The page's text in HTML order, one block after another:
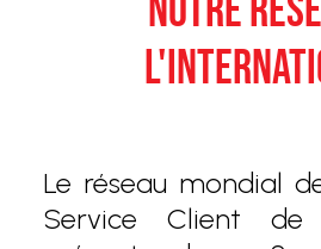
NOTRE
Le réseau mondial
Service Client de